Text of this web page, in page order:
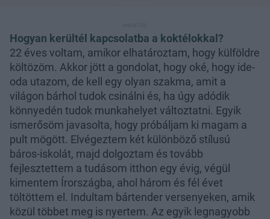
Hogyan kerültél kapcsolatba a koktélokkal?
22 éves voltam, amikor elhatároztam, hogy külföldre
költözöm. Akkor jött a gondolat, hogy oké, hogy ide-
oda utazom, de kell egy olyan szakma, amit a
világon bárhol tudok csinálni és, ha úgy adódik
könnyedén tudok munkahelyet változtatni. Egyik
ismerősöm javasolta, hogy próbáljam ki magam a
pult mögött. Elvégeztem két különböző stílusú
báros-iskolát, majd dolgoztam és tovább
fejlesztettem a tudásom itthon egy évig, végül
kimentem Írországba, ahol három és fél évet
töltöttem el. Indultam bártender versenyeken, amik
közül többet meg is nyertem. Az egyik legnagyobb